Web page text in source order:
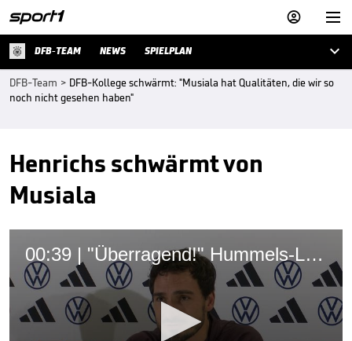


DFB-TEAM NEWS SPIELPLAN 
DFB-Team > DFB-Kollege schwärmt: "Musiala hat Qualitäten, die wir so
noch nicht gesehen haben"
Henrichs schwärmt von
Musiala
00:39 | "Überragend!" Hummels-Loblied auf Abwehrkollegen